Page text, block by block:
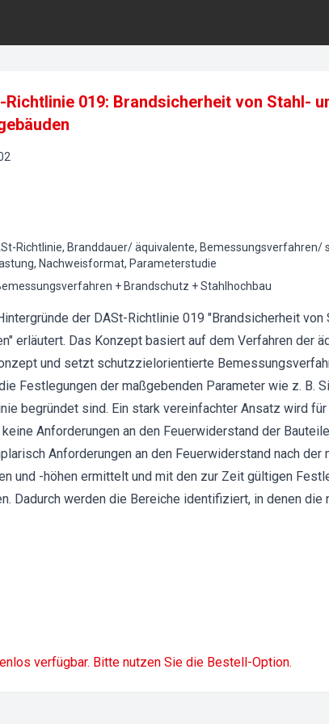
019: Brandsicherheit von Stahl-
Richtlinie, Branddauer/ äquivalente, Bemessungsverfahren/
Nachweisformat, Parameterstudie
+ Brandschutz + Stahlhochbau
der DASt-Richtlinie 019 "Brandsicherheit von
erläutert. Das Konzept basiert auf dem Verfahren der
und setzt schutzzielorientierte
Festlegungen der maßgebenden Parameter wie z. B.
begründet sind. Ein stark vereinfachter Ansatz wird
Anforderungen an den Feuerwiderstand der
Anforderungen an den Feuerwiderstand nach der
und -höhen ermittelt und mit den zur Zeit gültigen
Dadurch werden die Bereiche identifiziert, in denen die
verfügbar. Bitte nutzen Sie die Bestell-Option.